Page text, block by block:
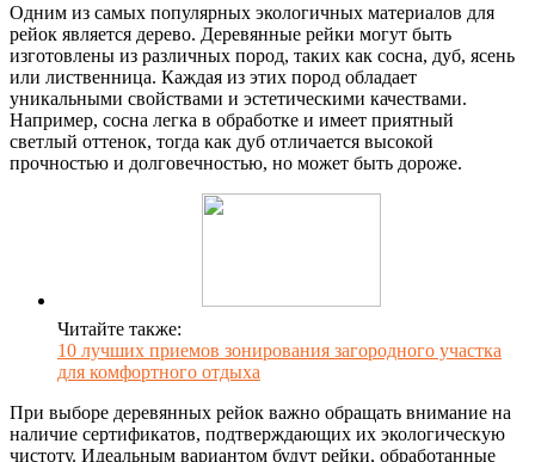
Одним из самых популярных экологичных материалов для
рейок является дерево. Деревянные рейки могут быть
изготовлены из различных пород, таких как сосна, дуб, ясень
или лиственница. Каждая из этих пород обладает
уникальными свойствами и эстетическими качествами.
Например, сосна легка в обработке и имеет приятный
светлый оттенок, тогда как дуб отличается высокой
прочностью и долговечностью, но может быть дороже.
Читайте также:
10 лучших приемов зонирования загородного участка
для комфортного отдыха
При выборе деревянных рейок важно обращать внимание на
наличие сертификатов, подтверждающих их экологическую
чистоту. Идеальным вариантом будут рейки, обработанные